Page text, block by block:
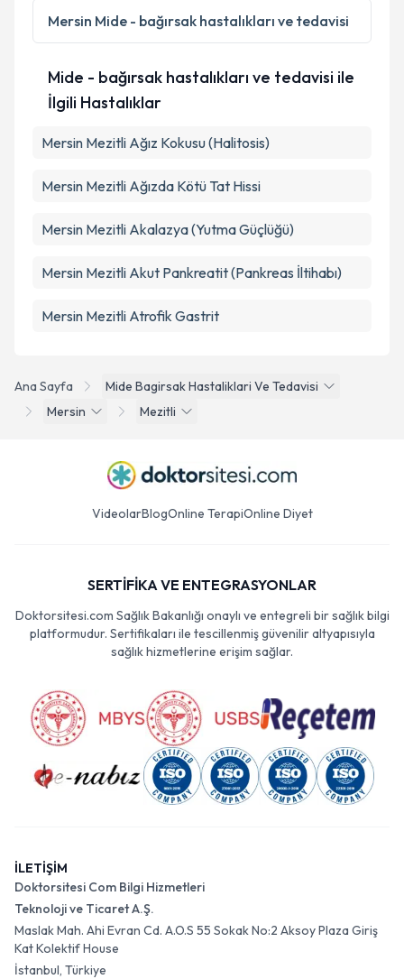
Metni 'ni okudum ve kişisel verilerimin belirtilen
kapsamda işlenmesini kabul ediyorum.
Takvim Talebini Gönder
Ana Sayfa
Mide Bagirsak Hastaliklari Ve Tedavisi
Mersin
Mezitli
Mersin Mide - bağırsak hastalıkları ve tedavisi
Mide - bağırsak hastalıkları ve tedavisi ile
İlgili Hastalıklar
Mersin Mezitli Ağız Kokusu (Halitosis)
Mersin Mezitli Ağızda Kötü Tat Hissi
Mersin Mezitli Akalazya (Yutma Güçlüğü)
Mersin Mezitli Akut Pankreatit (Pankreas İltihabı)
Mersin Mezitli Atrofik Gastrit
VideolarBlogOnline TerapiOnline Diyet
SERTİFİKA VE ENTEGRASYONLAR
Doktorsitesi.com Sağlık Bakanlığı onaylı ve entegreli bir sağlık bilgi
platformudur. Sertifikaları ile tescillenmiş güvenilir altyapısıyla
sağlık hizmetlerine erişim sağlar.
İLETİŞİM
Doktorsitesi Com Bilgi Hizmetleri
Teknoloji ve Ticaret A.Ş.
Maslak Mah. Ahi Evran Cd. A.O.S 55 Sokak No:2 Aksoy Plaza Giriş
Kat Kolektif House
İstanbul, Türkiye